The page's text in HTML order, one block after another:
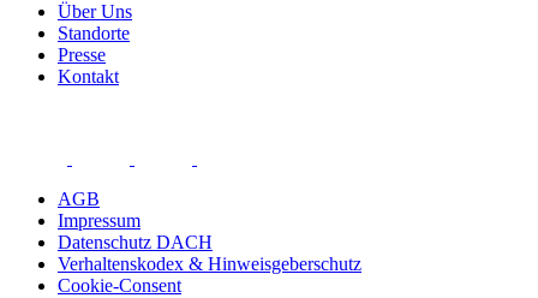
Über Uns
Standorte
Presse
Kontakt
AGB
Impressum
Datenschutz DACH
Verhaltenskodex & Hinweisgeberschutz
Cookie-Consent